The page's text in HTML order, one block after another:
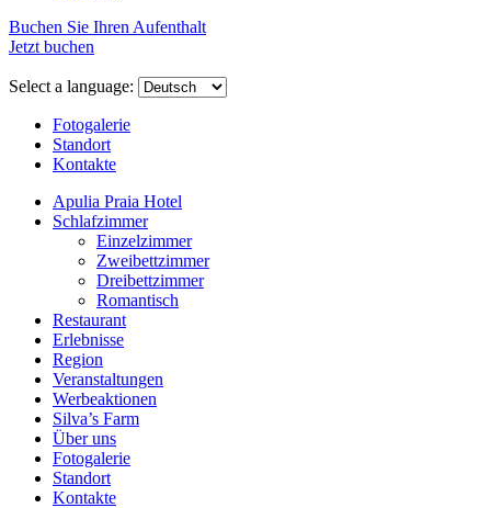
Buchen Sie Ihren Aufenthalt
Jetzt buchen
Select a language:
Fotogalerie
Standort
Kontakte
Apulia Praia Hotel
Schlafzimmer
Einzelzimmer
Zweibettzimmer
Dreibettzimmer
Romantisch
Restaurant
Erlebnisse
Region
Veranstaltungen
Werbeaktionen
Silva’s Farm
Über uns
Fotogalerie
Standort
Kontakte